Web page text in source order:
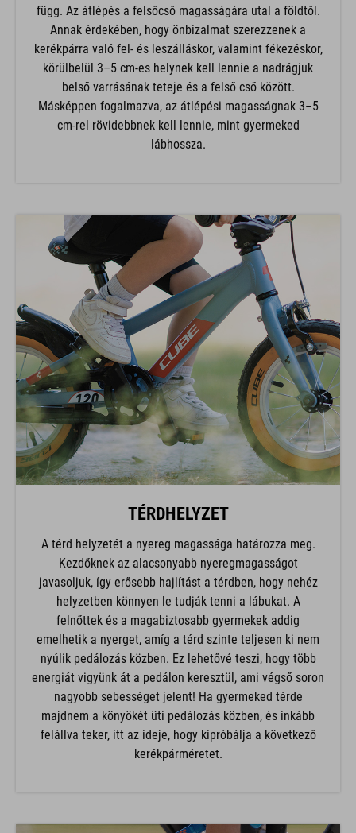
függ. Az átlépés a felsőcső magasságára utal a földtől.
Annak érdekében, hogy önbizalmat szerezzenek a
kerékpárra való fel- és leszálláskor, valamint fékezéskor,
körülbelül 3–5 cm-es helynek kell lennie a nadrágjuk
belső varrásának teteje és a felső cső között.
Másképpen fogalmazva, az átlépési magasságnak 3–5
cm-rel rövidebbnek kell lennie, mint gyermeked
lábhossza.
TÉRDHELYZET
A térd helyzetét a nyereg magassága határozza meg.
Kezdőknek az alacsonyabb nyeregmagasságot
javasoljuk, így erősebb hajlítást a térdben, hogy nehéz
helyzetben könnyen le tudják tenni a lábukat. A
felnőttek és a magabiztosabb gyermekek addig
emelhetik a nyerget, amíg a térd szinte teljesen ki nem
nyúlik pedálozás közben. Ez lehetővé teszi, hogy több
energiát vigyünk át a pedálon keresztül, ami végső soron
nagyobb sebességet jelent! Ha gyermeked térde
majdnem a könyökét üti pedálozás közben, és inkább
felállva teker, itt az ideje, hogy kipróbálja a következő
kerékpárméretet.